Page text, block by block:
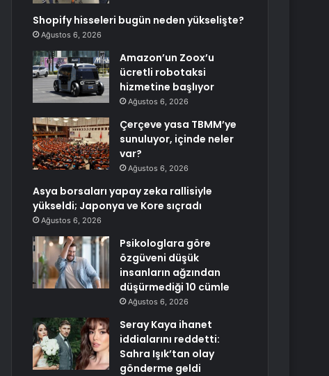
Shopify hisseleri bugün neden yükselişte?
Ağustos 6, 2026
Amazon’un Zoox’u
ücretli robotaksi
hizmetine başlıyor
Ağustos 6, 2026
Çerçeve yasa TBMM’ye
sunuluyor, içinde neler
var?
Ağustos 6, 2026
Asya borsaları yapay zeka rallisiyle
yükseldi; Japonya ve Kore sıçradı
Ağustos 6, 2026
Psikologlara göre
özgüveni düşük
insanların ağzından
düşürmediği 10 cümle
Ağustos 6, 2026
Seray Kaya ihanet
iddialarını reddetti:
Sahra Işık’tan olay
gönderme geldi